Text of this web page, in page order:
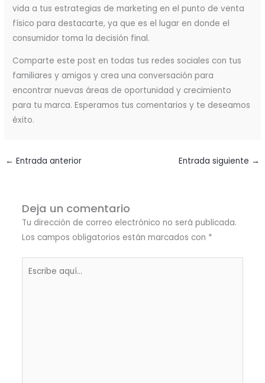
vida a tus estrategias de marketing en el punto de venta
físico para destacarte, ya que es el lugar en donde el
consumidor toma la decisión final.
Comparte este post en todas tus redes sociales con tus
familiares y amigos y crea una conversación para
encontrar nuevas áreas de oportunidad y crecimiento
para tu marca. Esperamos tus comentarios y te deseamos
éxito.
← Entrada anterior Entrada siguiente →
Deja un comentario
Tu dirección de correo electrónico no será publicada.
Los campos obligatorios están marcados con *